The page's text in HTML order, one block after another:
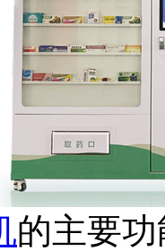
的主要